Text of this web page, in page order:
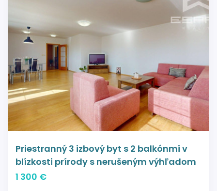
Priestranný 3 izbový byt s 2 balkónmi v
blízkosti prírody s nerušeným výhľadom
1 300 €